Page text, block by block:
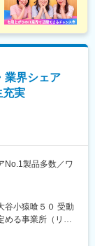
業界シェア
充実
No.1製品多数／ワ
システム担当者と
そのシステムを
谷小猿喰５０ 受動
る事業所（リモ